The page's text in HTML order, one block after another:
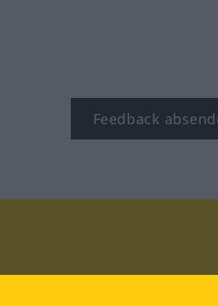
Feedback